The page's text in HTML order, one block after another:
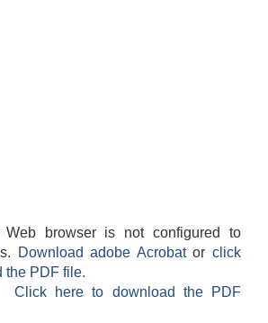
Web browser is not configured to
Download adobe Acrobatorclick
the PDF file.
Click here to download the PDF